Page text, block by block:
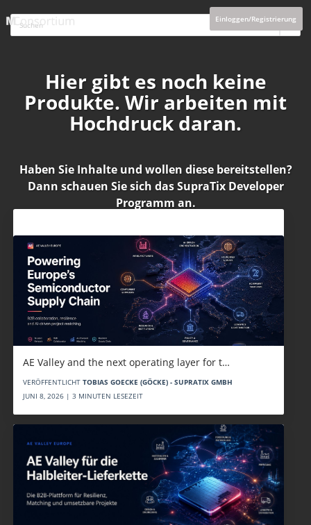
Einloggen/Registrierung
Hier gibt es noch keine
Produkte. Wir arbeiten mit
Hochdruck daran.
Haben Sie Inhalte und wollen diese bereitstellen?
Dann schauen Sie sich dasSupraTix Developer
Programm an.
AE Valley and the next operating layer for t…
VERÖFFENTLICHT TOBIAS GOECKE (GÖCKE) - SUPRATIX GMBH
JUNI 8, 2026 | 3 MINUTEN LESEZEIT